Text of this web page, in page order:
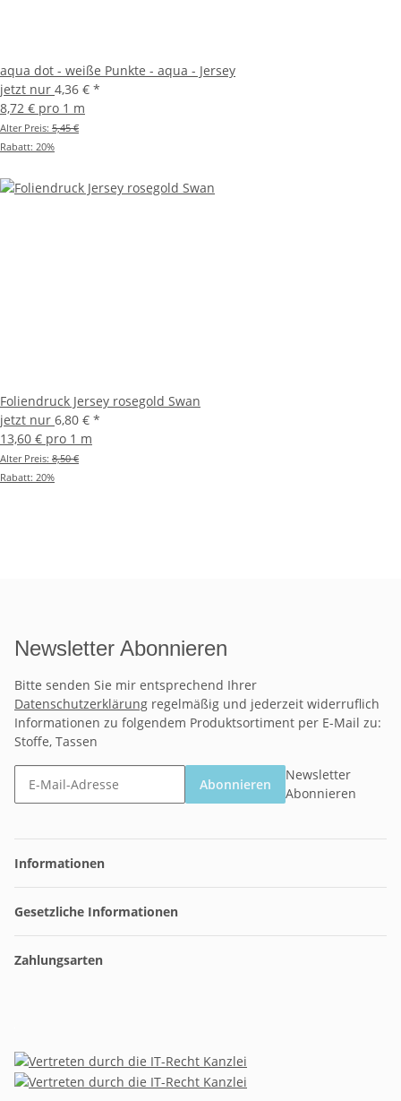
aqua dot - weiße Punkte - aqua - Jersey
jetzt nur 4,36 € *
8,72 € pro 1 m
Alter Preis: 5,45 €
Rabatt: 20%
Foliendruck Jersey rosegold Swan
jetzt nur 6,80 € *
13,60 € pro 1 m
Alter Preis: 8,50 €
Rabatt: 20%
Newsletter Abonnieren
Bitte senden Sie mir entsprechend Ihrer
Datenschutzerklärung regelmäßig und jederzeit widerruflich
Informationen zu folgendem Produktsortiment per E-Mail zu:
Stoffe, Tassen
Abonnieren
Newsletter
Abonnieren
Informationen
Gesetzliche Informationen
Zahlungsarten